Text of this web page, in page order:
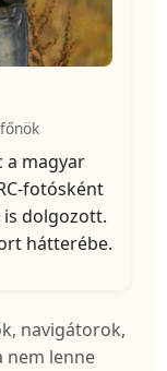
a magyar
fotósként
dolgozott.
hátterébe.
navigátorok,
nem lenne